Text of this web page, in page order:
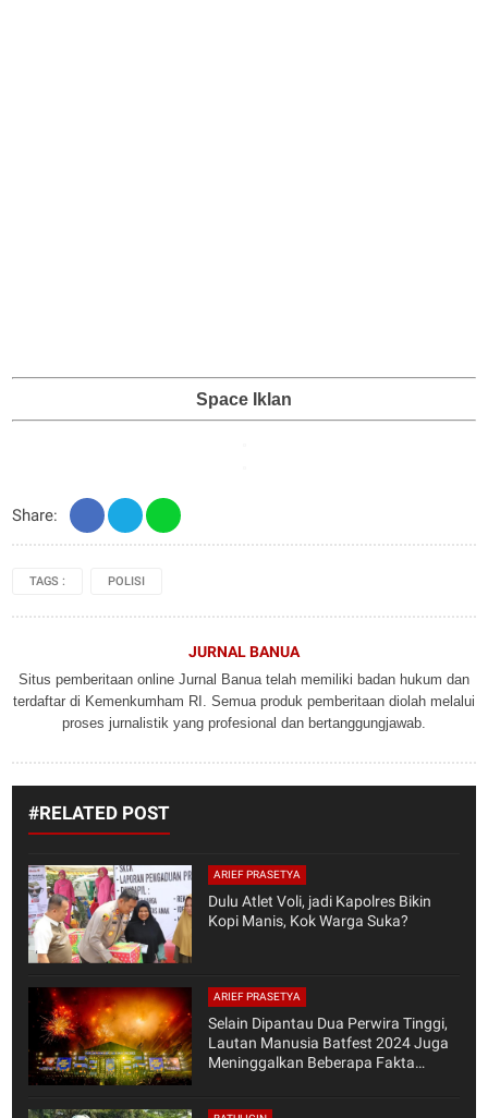
Space Iklan
Share:
TAGS : POLISI
JURNAL BANUA
Situs pemberitaan online Jurnal Banua telah memiliki badan hukum dan
terdaftar di Kemenkumham RI. Semua produk pemberitaan diolah melalui
proses jurnalistik yang profesional dan bertanggungjawab.
#RELATED POST
ARIEF PRASETYA
Dulu Atlet Voli, jadi Kapolres Bikin
Kopi Manis, Kok Warga Suka?
ARIEF PRASETYA
Selain Dipantau Dua Perwira Tinggi,
Lautan Manusia Batfest 2024 Juga
Meninggalkan Beberapa Fakta